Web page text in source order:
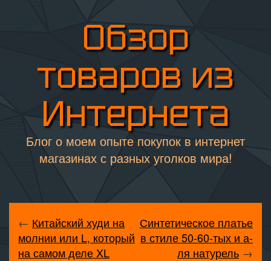
Обзор
товаров из
Интернета
Блог о моем опыте покупок в интернет
магазинах с разных уголков мира!
← Китайский худи на
молнии или L, который
на самом деле XL
Синтетическое платье
в стиле 50-60-тых и а-
ля натурель →